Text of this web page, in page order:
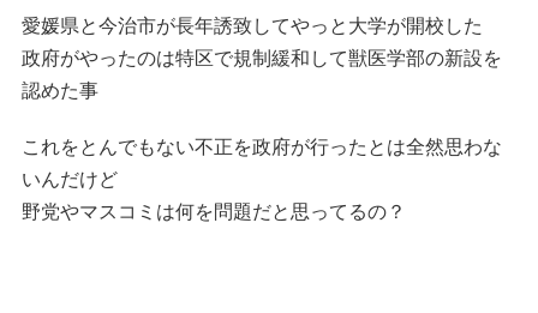
愛媛県と今治市が長年誘致してやっと大学が開校した
政府がやったのは特区で規制緩和して獣医学部の新設を
認めた事
これをとんでもない不正を政府が行ったとは全然思わな
いんだけど
野党やマスコミは何を問題だと思ってるの？